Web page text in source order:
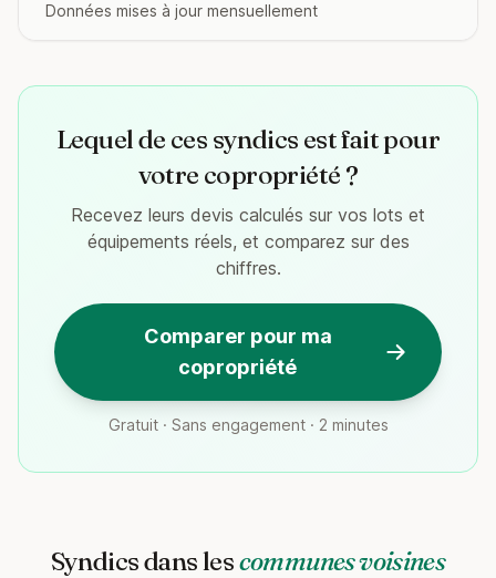
Données mises à jour mensuellement
Lequel de ces syndics est fait pour
votre copropriété ?
Recevez leurs devis calculés sur vos lots et
équipements réels, et comparez sur des
chiffres.
Comparer pour ma
copropriété
Gratuit · Sans engagement · 2 minutes
Syndics dans lescommunes voisines